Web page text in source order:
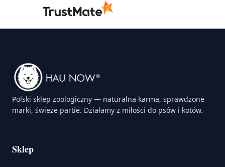
Polski sklep zoologiczny — naturalna karma, sprawdzone
marki, świeże partie. Działamy z miłości do psów i kotów.
Sklep